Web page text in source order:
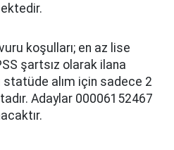
koşulları; en az lise
şartsız olarak ilana
alım için sadece 2
Adaylar 00006152467